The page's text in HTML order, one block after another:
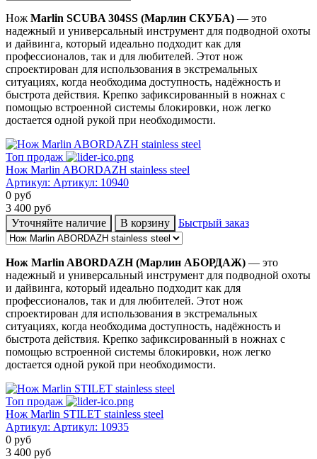
Нож Marlin SCUBA 304SS (Марлин СКУБА) — это
надежный и универсальный инструмент для подводной охоты
и дайвинга, который идеально подходит как для
профессионалов, так и для любителей. Этот нож
спроектирован для использования в экстремальных
ситуациях, когда необходима доступность, надёжность и
быстрота действия. Крепко зафиксированный в ножнах с
помощью встроенной системы блокировки, нож легко
достается одной рукой при необходимости.
Топ продаж
Нож Marlin ABORDAZH stainless steel
Артикул: Артикул: 10940
0 руб
3 400 руб
Уточняйте наличие
В корзину Быстрый заказ
Нож Marlin ABORDAZH (Марлин АБОРДАЖ) — это
надежный и универсальный инструмент для подводной охоты
и дайвинга, который идеально подходит как для
профессионалов, так и для любителей. Этот нож
спроектирован для использования в экстремальных
ситуациях, когда необходима доступность, надёжность и
быстрота действия. Крепко зафиксированный в ножнах с
помощью встроенной системы блокировки, нож легко
достается одной рукой при необходимости.
Топ продаж
Нож Marlin STILET stainless steel
Артикул: Артикул: 10935
0 руб
3 400 руб